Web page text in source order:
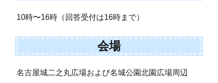
10時〜16時（回答受付は16時まで）
会場
名古屋城二之丸広場および名城公園北園広場周辺